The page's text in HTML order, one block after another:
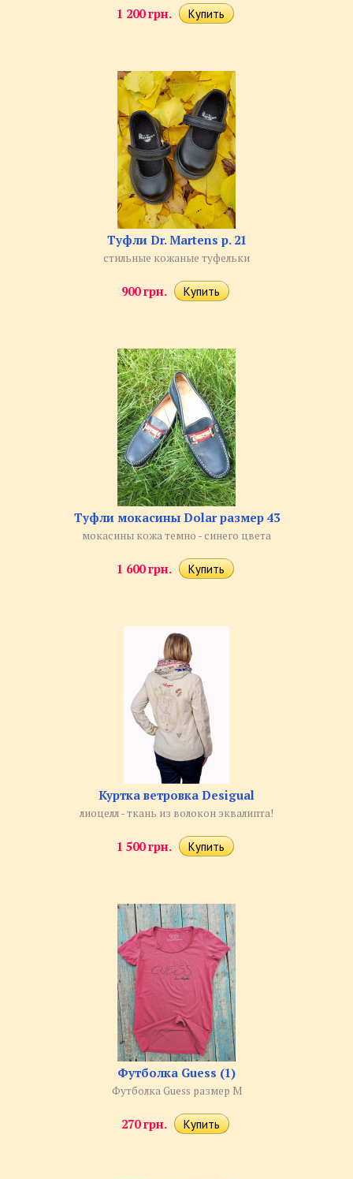
1 200 грн.
Туфли Dr. Martens р. 21
стильные кожаные туфельки
900 грн.
​Туфли мокасины Dolar размер 43
мокасины кожа темно - синего цвета
1 600 грн.
Куртка ветровка Desigual
лиоцелл - ткань из волокон эквалипта!
1 500 грн.
Футболка Guess (1)
Футболка Guess размер М
270 грн.